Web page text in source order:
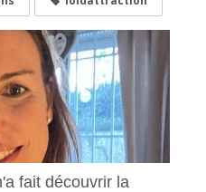
fait découvrir la